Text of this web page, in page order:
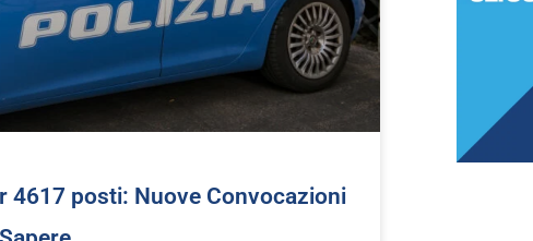
4617 posti: Nuove Convocazioni